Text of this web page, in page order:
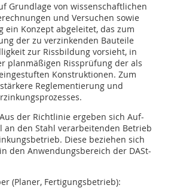
Grundlage von wissenschaftlichen
und Versuchen sowie
ein Konzept abgeleitet, das zum
der zu verzinkenden Bauteile
zur Rissbildung vorsieht, in
planmäßigen Rissprüfung der als
Konstruktionen. Zum
Reglementierung und
der Richtlinie ergeben sich Auf-
an den Stahl verarbeitenden Betrieb
Diese beziehen sich
den Anwendungsbereich der DASt-
(Planer, Fertigungsbetrieb):